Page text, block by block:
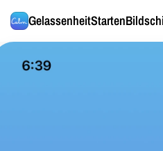
Gelassenheit